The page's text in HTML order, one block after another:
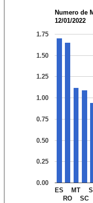
Numero de
12/01/2022
ES
RO
MT
SC
0.00
0.25
0.50
0.75
1.00
1.25
1.50
1.75